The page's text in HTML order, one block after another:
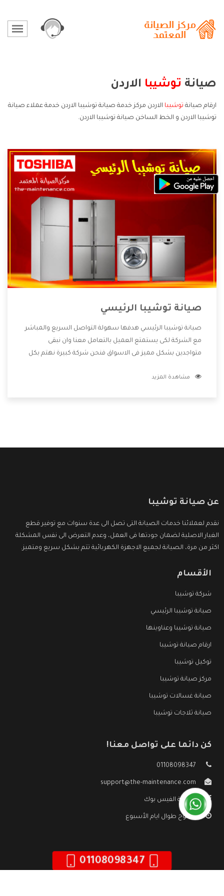
صيانة توشيبا الاردن
ارقام صيانة توشيبا الاردن مركز خدمة صيانة توشيبا الاردن خدمة عملاء صيانة
توشيبا الاردن و الخط الساخن صيانة توشيبا الاردن.
صيانة توشيبا الرئيسي
صيانة توشيبا الرئيسي هدفها سهولة التواصل السريع والمباشر
مع الشركة لكى يستمتع العميل بالتعامل معنا وان نبقى
متواجدين بشكل مميز فى الاسواق فنحن شركة كبيرة نهتم بكل
الشركة بها والتى تكون منها خدمة الصيانة التى تكون من أهم
مشاهدة المزيد
عن صيانة توشيبا
نقدم لعملائنا خدمات الصيانة التى تصل الى عدة سنوات مع توفير قطع
الغيار الاصلية لضمان جودتها فى العمل، وعدم التعرض الى نفس المشكلة
اكثر من مرة، الصيانة لجميع الاجهزة الكهربائية تتم بشكل سريع ومتميز.
الأقسام
شركة توشيبا
صيانة توشيبا الرئيسي
صيانة توشيبا وعناوينها
ارقام صيانة توشيبا
توكيل توشيبا
مركز صيانة توشيبا
صيانة غسالات توشيبا
صيانة ثلاجات توشيبا
كن دائما على تواصل معنا!
01108098347
support@the-maintenance.com
صفحة الفيس بوك
مفتوح طوال ايام الأسبوع
01108098347